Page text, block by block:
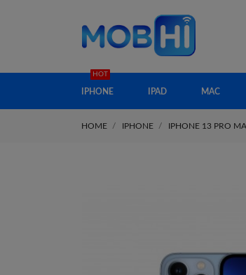
IPHONE
HOT
IPAD MAC
HOME IPHONE IPHONE 13 PRO